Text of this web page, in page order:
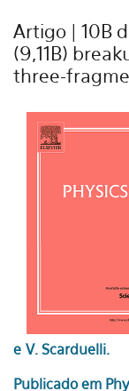
Artigo | 10B
(9,11B)
three-
e V. Scarduelli.
Publicado em